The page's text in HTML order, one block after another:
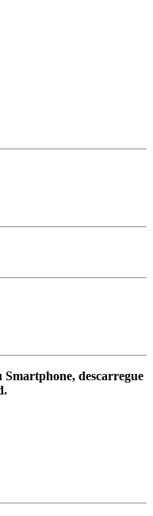
Smartphone, descarregue